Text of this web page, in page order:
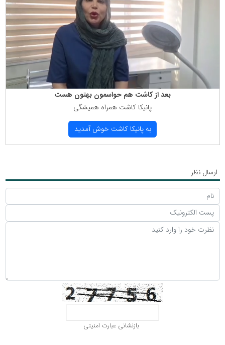
بعد از كاشت هم حواسمون بهتون هست
پانیكا كاشت همراه همیشگی
به پانیكا كاشت خوش آمدید
ارسال نظر
بازنشانی عبارت امنیتی